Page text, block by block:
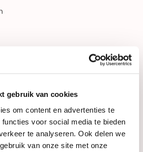
gebruik van cookies
om content en advertenties te
voor social media te bieden
te analyseren. Ook delen we
van onze site met onze